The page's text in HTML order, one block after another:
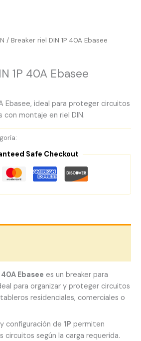
/ Breaker riel DIN 1P 40A Ebasee
1P 40A Ebasee
Ebasee, ideal para proteger circuitos
montaje en riel DIN.
Safe Checkout
40A Ebasee es un breaker para
para organizar y proteger circuitos
residenciales, comerciales o
y configuración de 1P permiten
circuitos según la carga requerida.